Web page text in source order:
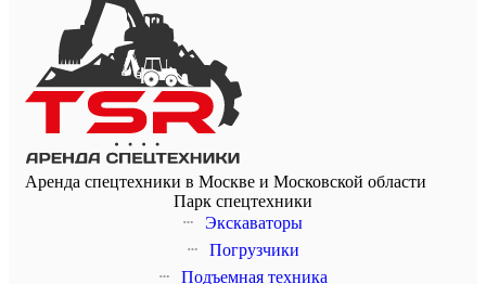
Аренда спецтехники в Москве и Московской области
Парк спецтехники
Экскаваторы
Погрузчики
Подъемная техника